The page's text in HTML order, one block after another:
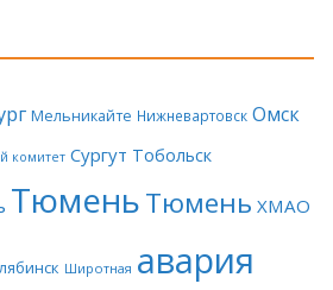
Мельникайте Нижневартовск Омск
комитет Сургут Тобольск
ТюменьТюмень ХМАО
Широтная авария